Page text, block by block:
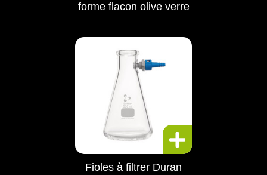
forme flacon olive verre
Fioles à filtrer Duran